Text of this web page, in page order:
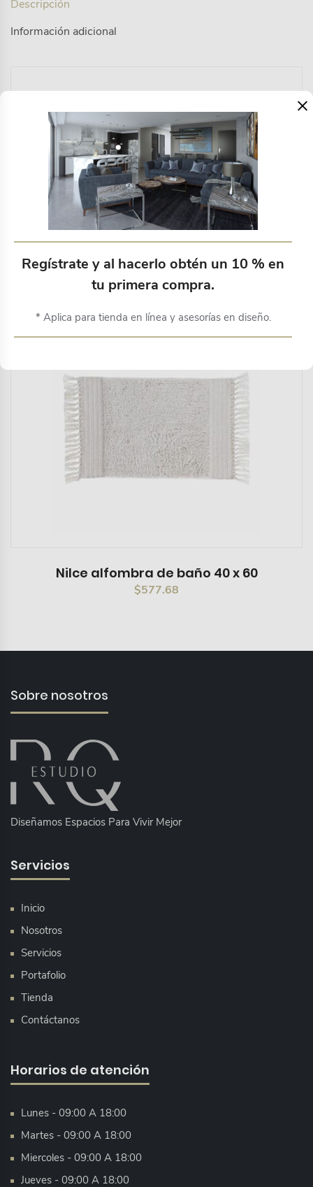
Descripción
Información adicional
instintos y esencia con este aroma tropical de
bergamota y flores de naranjo que hará despertar
todos tus sentidos. la manera más rápida y fácil de
que en tu casa saques tu lado más natural y
auténtico.
Productos relacionados
Nilce alfombra de baño 40 x 60
$577.68
Sobre nosotros
Diseñamos Espacios Para Vivir Mejor
Servicios
Inicio
Nosotros
Servicios
Portafolio
Tienda
Contáctanos
Horarios de atención
Lunes - 09:00 A 18:00
Martes - 09:00 A 18:00
Miercoles - 09:00 A 18:00
Jueves - 09:00 A 18:00
×
Regístrate y al hacerlo obtén un 10 % en
tu primera compra.
* Aplica para tienda en línea y asesorías en diseño.